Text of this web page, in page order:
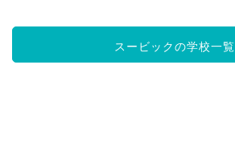
スービックの学校一覧